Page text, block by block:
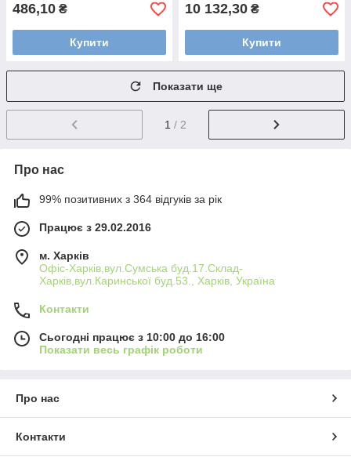
486,10 ₴
Купити
10 132,30 ₴
Купити
Показати ще
1 / 2
Про нас
99% позитивних з 364 відгуків за рік
Працює з 29.02.2016
м. Харків
Офіс-Харків,вул.Сумська буд.17.Склад-
Харків,вул.Каринської буд.53., Харків, Україна
Контакти
Сьогодні працює з 10:00 до 16:00
Показати весь графік роботи
Про нас
Контакти